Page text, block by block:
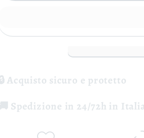
Santa
Acquisto sicuro e protetto
Spedizione in 24/72h in